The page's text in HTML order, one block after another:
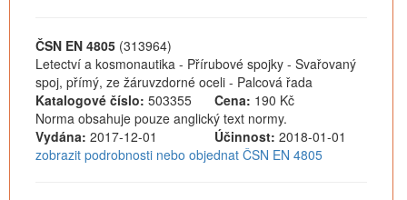
ČSN EN 4805 (313964)
Letectví a kosmonautika - Přírubové spojky - Svařovaný
spoj, přímý, ze žáruvzdorné oceli - Palcová řada
Katalogové číslo: 503355 Cena: 190 Kč
Norma obsahuje pouze anglický text normy.
Vydána: 2017-12-01 Účinnost: 2018-01-01
zobrazit podrobnosti nebo objednat ČSN EN 4805